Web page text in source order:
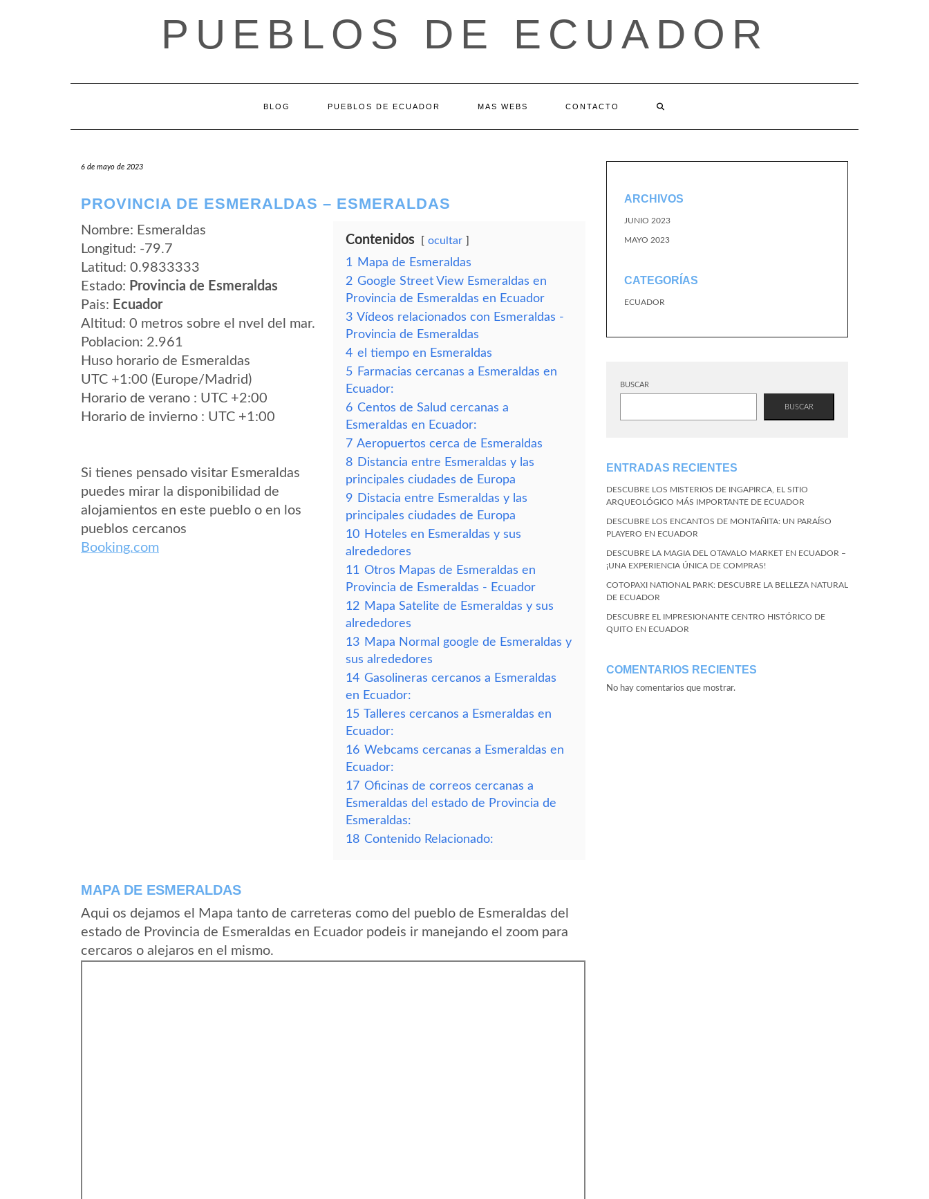
PUEBLOS DE ECUADOR
BLOG PUEBLOS DE ECUADOR MAS WEBS CONTACTO
6 de mayo de 2023
PROVINCIA DE ESMERALDAS – ESMERALDAS
Nombre: Esmeraldas
Longitud: -79.7
Latitud: 0.9833333
Estado: Provincia de Esmeraldas
Pais: Ecuador
Altitud: 0 metros sobre el nvel del mar.
Poblacion: 2.961
Huso horario de Esmeraldas
UTC +1:00 (Europe/Madrid)
Horario de verano : UTC +2:00
Horario de invierno : UTC +1:00
Si tienes pensado visitar Esmeraldas
puedes mirar la disponibilidad de
alojamientos en este pueblo o en los
pueblos cercanos
Booking.com
Contenidos ocultar
1
Mapa de Esmeraldas
2 Google Street View Esmeraldas en
Provincia de Esmeraldas en Ecuador
3 Vídeos relacionados con Esmeraldas -
Provincia de Esmeraldas
4 el tiempo en Esmeraldas
5 Farmacias cercanas a Esmeraldas en
Ecuador:
6 Centos de Salud cercanas a
Esmeraldas en Ecuador:
7 Aeropuertos cerca de Esmeraldas
8 Distancia entre Esmeraldas y las
principales ciudades de Europa
9 Distacia entre Esmeraldas y las
principales ciudades de Europa
10 Hoteles en Esmeraldas y sus
alrededores
11 Otros Mapas de Esmeraldas en
Provincia de Esmeraldas - Ecuador
12 Mapa Satelite de Esmeraldas y sus
alrededores
13 Mapa Normal google de Esmeraldas y
sus alrededores
14 Gasolineras cercanos a Esmeraldas
en Ecuador:
15 Talleres cercanos a Esmeraldas en
Ecuador:
16 Webcams cercanas a Esmeraldas en
Ecuador:
17 Oficinas de correos cercanas a
Esmeraldas del estado de Provincia de
Esmeraldas:
18 Contenido Relacionado:
MAPA DE ESMERALDAS
Aqui os dejamos el Mapa tanto de carreteras como del pueblo de Esmeraldas del
estado de Provincia de Esmeraldas en Ecuador podeis ir manejando el zoom para
cercaros o alejaros en el mismo.
ARCHIVOS
JUNIO 2023
MAYO 2023
CATEGORÍAS
ECUADOR
BUSCAR
BUSCAR
ENTRADAS RECIENTES
DESCUBRE LOS MISTERIOS DE INGAPIRCA, EL SITIO
ARQUEOLÓGICO MÁS IMPORTANTE DE ECUADOR
DESCUBRE LOS ENCANTOS DE MONTAÑITA: UN PARAÍSO
PLAYERO EN ECUADOR
DESCUBRE LA MAGIA DEL OTAVALO MARKET EN ECUADOR –
¡UNA EXPERIENCIA ÚNICA DE COMPRAS!
COTOPAXI NATIONAL PARK: DESCUBRE LA BELLEZA NATURAL
DE ECUADOR
DESCUBRE EL IMPRESIONANTE CENTRO HISTÓRICO DE
QUITO EN ECUADOR
COMENTARIOS RECIENTES
No hay comentarios que mostrar.